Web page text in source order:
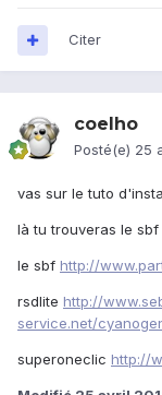
Citer
coelho
Posté(e) 25
vas sur le tuto
là tu trouveras le
le sbf http://
rsdlite http://
service.net/
superoneclic http://